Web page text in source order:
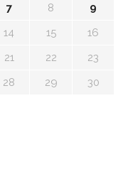
7 8
9
14 15
16
21 22
23
28 29
30